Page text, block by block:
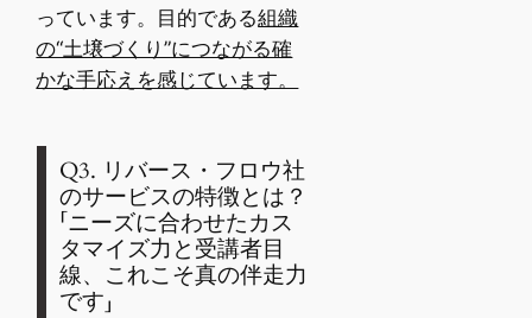
っています。目的である組織
の“土壌づくり”につながる確
かな手応えを感じています。
Q3. リバース・フロウ社
のサービスの特徴とは？
「ニーズに合わせたカス
タマイズ力と受講者目
線、これこそ真の伴走力
です」